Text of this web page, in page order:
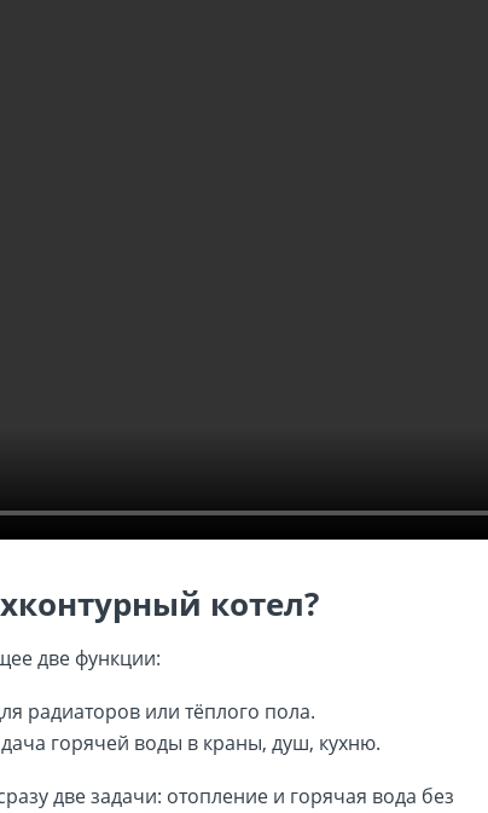
котел?
две функции:
радиаторов или тёплого пола.
горячей воды в краны, душ, кухню.
две задачи: отопление и горячая вода без